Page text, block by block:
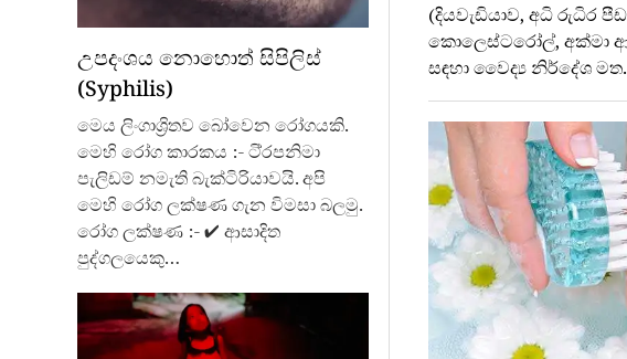
උපදංශය නොහොත් සිපිලිස්
(Syphilis)
මෙය ලිංගාශ්‍රිතව බෝවෙන රෝගයකි.
මෙහි රෝග කාරකය :- ටි‍්‍රපනිමා
පැලිඩම් නමැති බැක්ටිරියාවයි. අපි
මෙහි රෝග ලක්ෂණ ගැන විමසා බලමු.
රෝග ලක්ෂණ :- ✔ ආසාදිත
පුද්ගලයෙකු…
(දියවැඩියාව, අධි රුධිර
කොලෙස්ටරෝල්, අක්මා
සඳහා වෛද්‍ය නිර්දේශ